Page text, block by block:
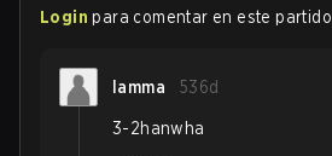
Login para comentar en este partido
lamma 536d
3-2hanwha